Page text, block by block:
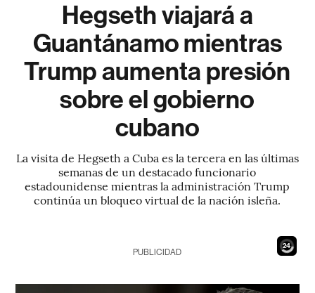
Hegseth viajará a
Guantánamo mientras
Trump aumenta presión
sobre el gobierno
cubano
La visita de Hegseth a Cuba es la tercera en las últimas
semanas de un destacado funcionario
estadounidense mientras la administración Trump
continúa un bloqueo virtual de la nación isleña.
22
PUBLICIDAD